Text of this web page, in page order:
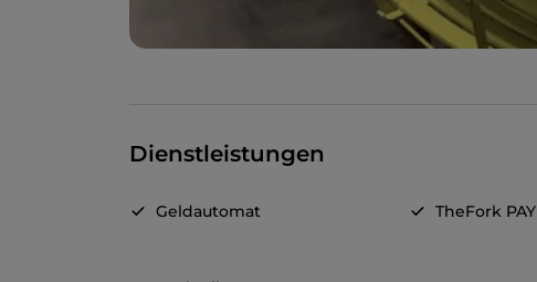
Dienstleistungen
Geldautomat TheFork PAY